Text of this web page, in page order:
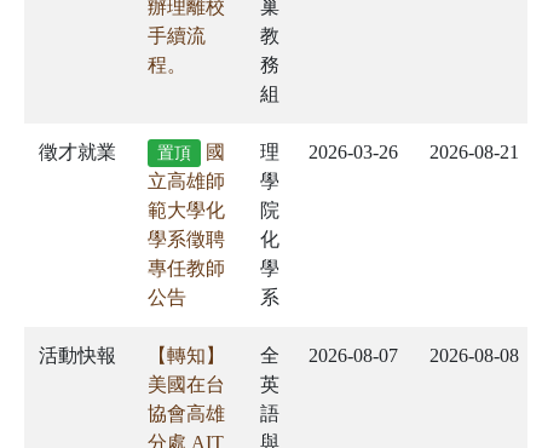
辦理離校
手續流
程。
巢
教
務
組
徵才就業 置頂
國
立高雄師
範大學化
學系徵聘
專任教師
公告
理
學
院
化
學
系
2026-03-26 2026-08-21
活動快報
【轉知】
美國在台
協會高雄
分處 AIT
全
英
語
與
2026-08-07 2026-08-08